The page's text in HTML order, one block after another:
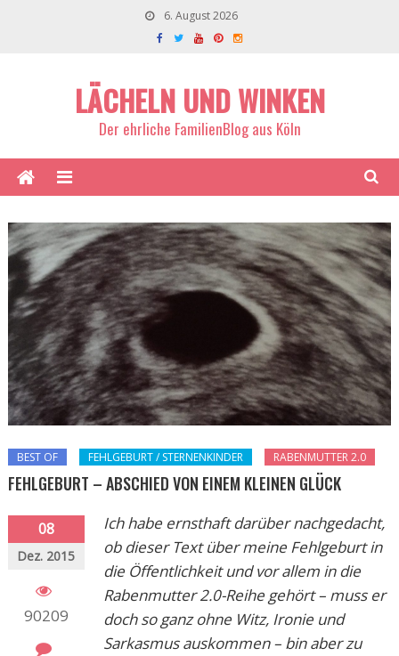
6. August 2026
LÄCHELN UND WINKEN
Der ehrliche FamilienBlog aus Köln
BEST OF FEHLGEBURT / STERNENKINDER RABENMUTTER 2.0
FEHLGEBURT – ABSCHIED VON EINEM KLEINEN GLÜCK
08
Dez. 2015
90209
Ich habe ernsthaft darüber nachgedacht,
ob dieser Text über meine Fehlgeburt in
die Öffentlichkeit und vor allem in die
Rabenmutter 2.0-Reihe gehört – muss er
doch so ganz ohne Witz, Ironie und
Sarkasmus auskommen – bin aber zu